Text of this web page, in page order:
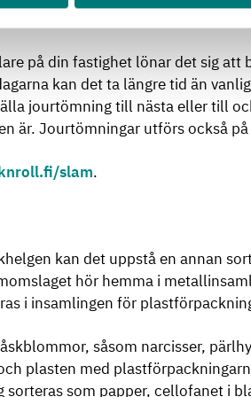
på din fastighet lönar det sig att
kan det ta längre tid än
jourtömning till nästa eller till
är. Jourtömningar utförs också på
slam.
kan det uppstå en annan
hör hemma i
i insamlingen för
såsom narcisser,
plasten med
sorteras som papper, cellofanet i